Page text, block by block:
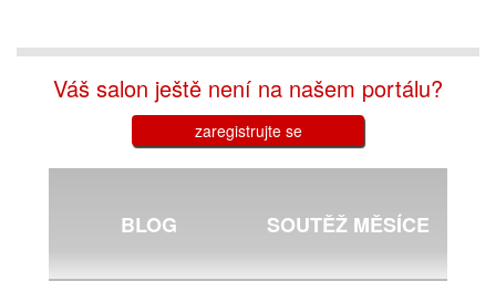
Váš salon ještě není na našem portálu?
zaregistrujte se
BLOG SOUTĚŽ MĚSÍCE